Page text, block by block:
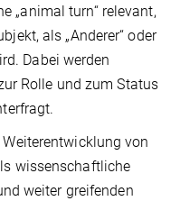
„animal turn“ relevant,
als „Anderer“ oder
Dabei werden
Rolle und zum Status
von
wissenschaftliche
weiter greifenden